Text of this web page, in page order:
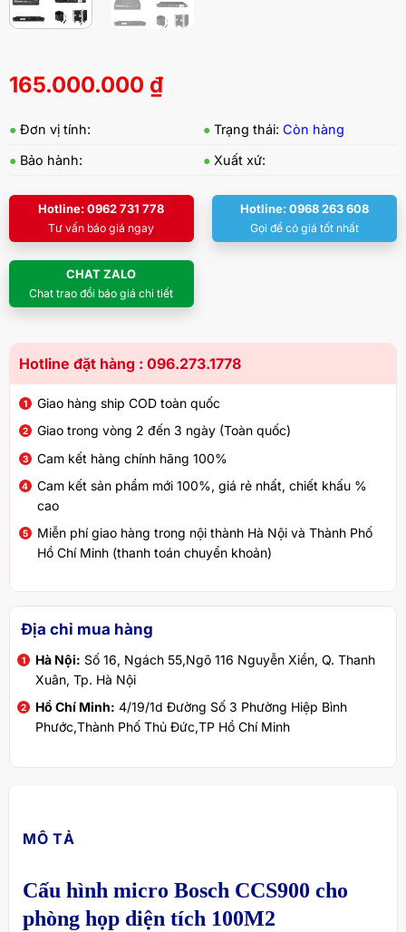
165.000.000 ₫
● Đơn vị tính: ● Trạng thái: Còn hàng
● Bảo hành: ● Xuất xứ:
Hotline: 0962 731 778
Tư vấn báo giá ngay
Hotline: 0968 263 608
Gọi để có giá tốt nhất
CHAT ZALO
Chat trao đổi báo giá chi tiết
Hotline đặt hàng : 096.273.1778
Giao hàng ship COD toàn quốc
Giao trong vòng 2 đến 3 ngày (Toàn quốc)
Cam kết hàng chính hãng 100%
Cam kết sản phẩm mới 100%, giá rẻ nhất, chiết khấu %
cao
Miễn phí giao hàng trong nội thành Hà Nội và Thành Phố
Hồ Chí Minh (thanh toán chuyển khoản)
Địa chỉ mua hàng
Hà Nội: Số 16, Ngách 55,Ngõ 116 Nguyễn Xiển, Q. Thanh
Xuân, Tp. Hà Nội
Hồ Chí Minh: 4/19/1d Đường Số 3 Phường Hiệp Bình
Phước,Thành Phố Thủ Đức,TP Hồ Chí Minh
MÔ TẢ
Cấu hình micro Bosch CCS900 cho
phòng họp diện tích 100M2